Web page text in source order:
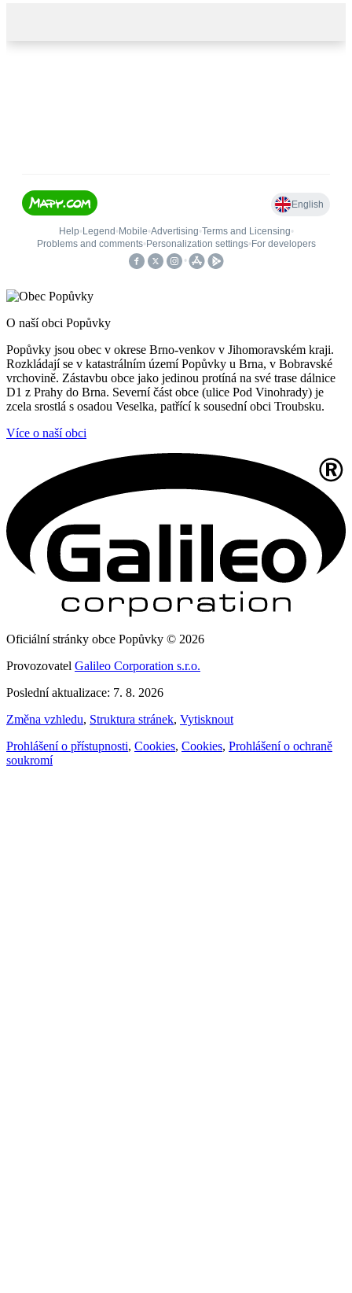
O naší obci Popůvky
Popůvky jsou obec v okrese Brno-venkov v Jihomoravském kraji.
Rozkládají se v katastrálním území Popůvky u Brna, v Bobravské
vrchovině. Zástavbu obce jako jedinou protíná na své trase dálnice
D1 z Prahy do Brna. Severní část obce (ulice Pod Vinohrady) je
zcela srostlá s osadou Veselka, patřící k sousední obci Troubsku.
Více o naší obci
Oficiální stránky obce Popůvky © 2026
Provozovatel Galileo Corporation s.r.o.
Poslední aktualizace: 7. 8. 2026
Změna vzhledu, Struktura stránek, Vytisknout
Prohlášení o přístupnosti, Cookies, Cookies, Prohlášení o ochraně
soukromí